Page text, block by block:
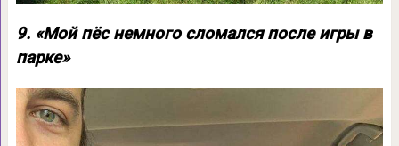
9. «Мой пёс немного сломался после игры в
парке»